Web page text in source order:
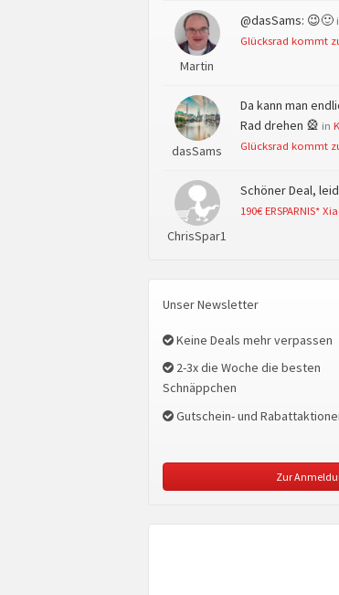
Martin
@dasSams: 😉🙂
Glücksrad kommt
dasSams
Da kann man
Rad drehen 🎡 in
Glücksrad kommt
ChrisSpar1
Schöner Deal,
190€ ERSPARNIS*
Unser Newsletter
Keine Deals mehr verpassen
2-3x die Woche die besten
Schnäppchen
Gutschein- und
Zur